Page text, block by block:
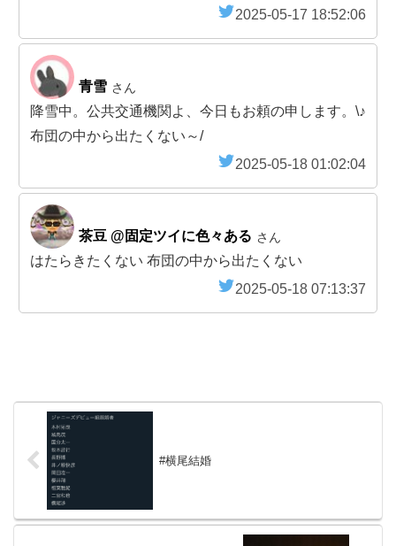
2025-05-17 18:52:06
青雪 さん
降雪中。公共交通機関よ、今日もお頼の申します。\♪
布団の中から出たくない～/
2025-05-18 01:02:04
茶豆 @固定ツイに色々ある さん
はたらきたくない 布団の中から出たくない
2025-05-18 07:13:37
#横尾結婚